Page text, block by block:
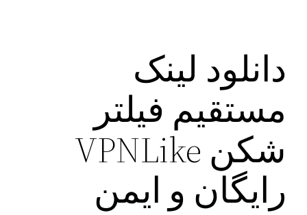
دانلود لینک
مستقیم فیلتر
شکن VPNLike
رایگان و ایمن